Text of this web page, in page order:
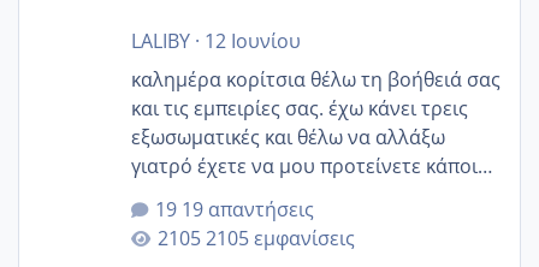
LALIBY· 12 Ιουνίου
καλημέρα κορίτσια θέλω τη βοήθειά σας
και τις εμπειρίες σας. έχω κάνει τρεις
εξωσωματικές και θέλω να αλλάξω
γιατρό έχετε να μου προτείνετε κάποιον
που μείνατε ευχαριστημένες και είχατε
επιιτυχία? έκανα στο υγεία με τον
ζερβομανωλάκη (δεν το εψαξε καθόλου
19 απαντήσεις
2105 εμφανίσεις